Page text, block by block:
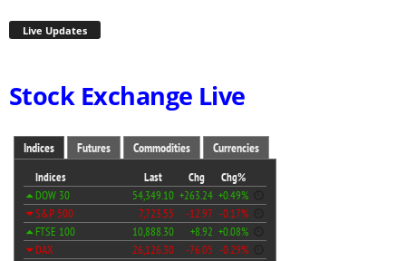
Live Updates
Stock Exchange Live